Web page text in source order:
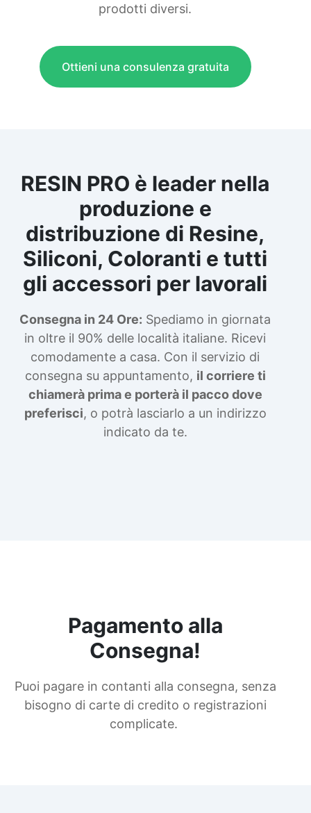
prodotti diversi.
Ottieni una consulenza gratuita
RESIN PRO è leader nella
produzione e
distribuzione di Resine,
Siliconi, Coloranti e tutti
gli accessori per lavorali
Consegna in 24 Ore: Spediamo in giornata
in oltre il 90% delle località italiane. Ricevi
comodamente a casa. Con il servizio di
consegna su appuntamento, il corriere ti
chiamerà prima e porterà il pacco dove
preferisci, o potrà lasciarlo a un indirizzo
indicato da te.
Pagamento alla
Consegna!
Puoi pagare in contanti alla consegna, senza
bisogno di carte di credito o registrazioni
complicate.